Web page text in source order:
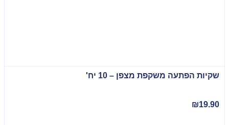
שקיות הפתעה משקפת מצפן – 10 יח'
₪19.90